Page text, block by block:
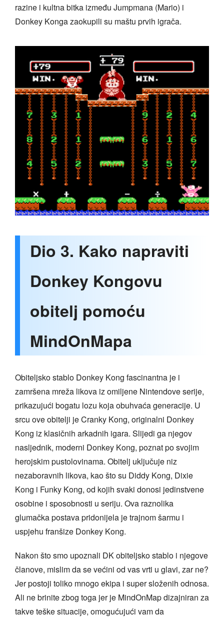
razine i kultna bitka između Jumpmana (Mario) i
Donkey Konga zaokupili su maštu prvih igrača.
Dio 3. Kako napraviti
Donkey Kongovu
obitelj pomoću
MindOnMapa
Obiteljsko stablo Donkey Kong fascinantna je i
zamršena mreža likova iz omiljene Nintendove serije,
prikazujući bogatu lozu koja obuhvaća generacije. U
srcu ove obitelji je Cranky Kong, originalni Donkey
Kong iz klasičnih arkadnih igara. Slijedi ga njegov
nasljednik, moderni Donkey Kong, poznat po svojim
herojskim pustolovinama. Obitelj uključuje niz
nezaboravnih likova, kao što su Diddy Kong, Dixie
Kong i Funky Kong, od kojih svaki donosi jedinstvene
osobine i sposobnosti u seriju. Ova raznolika
glumačka postava pridonijela je trajnom šarmu i
uspjehu franšize Donkey Kong.
Nakon što smo upoznali DK obiteljsko stablo i njegove
članove, mislim da se većini od vas vrti u glavi, zar ne?
Jer postoji toliko mnogo ekipa i super složenih odnosa.
Ali ne brinite zbog toga jer je MindOnMap dizajniran za
takve teške situacije, omogućujući vam da